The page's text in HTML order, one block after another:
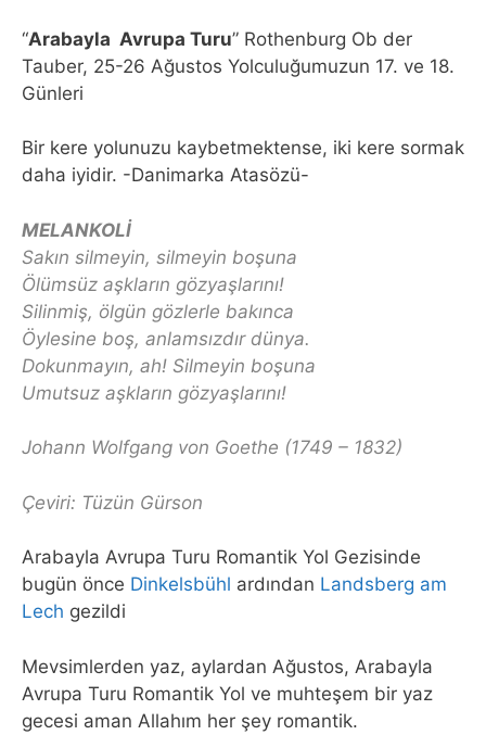
“Arabayla Avrupa Turu” Rothenburg Ob der
Tauber, 25-26 Ağustos Yolculuğumuzun 17. ve 18.
Günleri
Bir kere yolunuzu kaybetmektense, iki kere sormak
daha iyidir. -Danimarka Atasözü-
MELANKOLİ
Sakın silmeyin, silmeyin boşuna
Ölümsüz aşkların gözyaşlarını!
Silinmiş, ölgün gözlerle bakınca
Öylesine boş, anlamsızdır dünya.
Dokunmayın, ah! Silmeyin boşuna
Umutsuz aşkların gözyaşlarını!
Johann Wolfgang von Goethe (1749 – 1832)
Çeviri: Tüzün Gürson
Arabayla Avrupa Turu Romantik Yol Gezisinde
bugün önce Dinkelsbühl ardından Landsberg am
Lech gezildi
Mevsimlerden yaz, aylardan Ağustos, Arabayla
Avrupa Turu Romantik Yol ve muhteşem bir yaz
gecesi aman Allahım her şey romantik.